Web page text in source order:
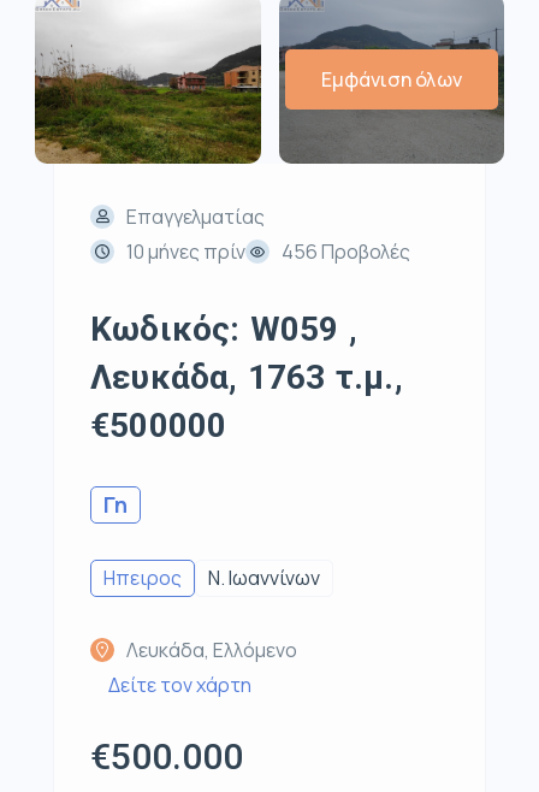
Εμφάνιση όλων
Επαγγελματίας
10 μήνες πρίν
456 Προβολές
Κωδικός: W059 ,
Λευκάδα, 1763 τ.μ.,
€500000
Γη
Ηπειρος Ν. Ιωαννίνων
Λευκάδα, Ελλόμενο
Δείτε τον χάρτη
€500.000